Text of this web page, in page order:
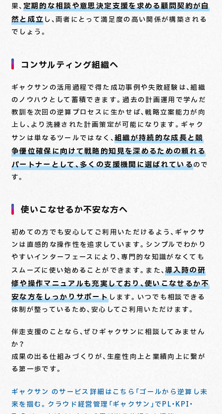
果、 定期的な相談や意思決定支援を求める顧問契約が自
然と成立し、両者にとって満足度の高い関係が構築される
でしょう。
コンサルティング組織へ
ギャクサンの活用過程で得た成功事例や失敗経験は、組織
のノウハウとして蓄積できます。過去の計画運用で学んだ
教訓を次回の逆算プロセスに生かせば、戦略立案能力が向
上し、より洗練された計画策定が可能になります。ギャク
サンは単なるツールではなく、組織が持続的な成長と競
争優位確保に向けて戦略的知見を深めるための頼れる
パートナーとして、多くの支援機関に選ばれているので
す。
使いこなせるか不安な方へ
初めての方でも安心してご利用いただけるよう、ギャクサ
ンは直感的な操作性を追求しています。シンプルでわかり
やすいインターフェースにより、専門的な知識がなくても
スムーズに使い始めることができます。また、導入時の研
修や操作マニュアルも充実しており、使いこなせるか不
安な方をしっかりサポートします。いつでも相談できる
体制が整っているため、安心してご利用いただけます。
伴走支援のことなら、ぜひギャクサンに相談してみません
か？
成果の出る仕組みづくりが、生産性向上と業績向上に繋が
る第一歩です。
ギャクサン のサービス詳細はこちら「ゴールから逆算し未
来を掴む。クラウド経営管理「ギャクサン」でPL・KPI・